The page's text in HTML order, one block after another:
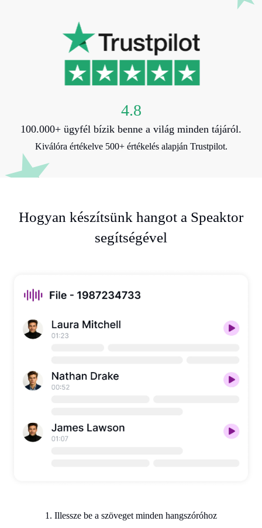
4.8
100.000+ ügyfél bízik benne a világ minden tájáról.
Kiválóra értékelve 500+ értékelés alapján Trustpilot.
Hogyan készítsünk hangot a Speaktor
segítségével
1. Illessze be a szöveget minden hangszóróhoz